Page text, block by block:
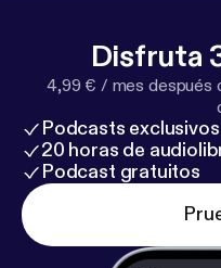
Disfruta
4,99 € / mes después
Podcasts exclusivos
20 horas de
Podcast gratuitos